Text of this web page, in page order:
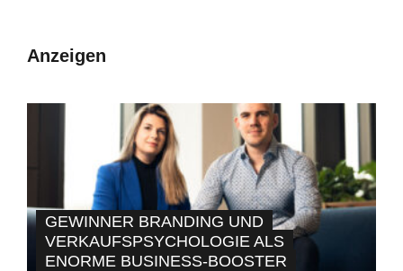
Anzeigen
GEWINNER BRANDING UND
VERKAUFSPSYCHOLOGIE ALS
ENORME BUSINESS-BOOSTER